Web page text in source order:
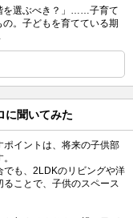
を選ぶべき？」……子育て
。子どもを育てている期
に聞いてみた
ポイントは、将来の子供部
でも、2LDKのリビングや洋
ことで、子供のスペース